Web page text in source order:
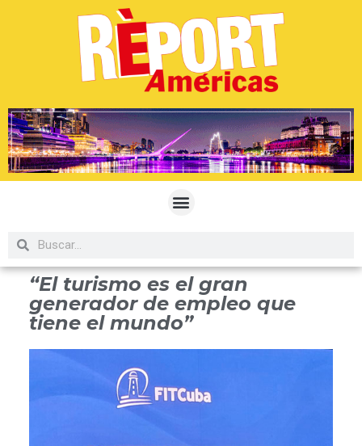
“El turismo es el gran
generador de empleo que
tiene el mundo”